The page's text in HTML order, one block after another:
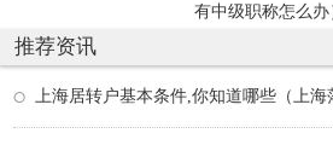
有中级职称怎么办
推荐资讯
上海居转户基本条件,你知道哪些（上海